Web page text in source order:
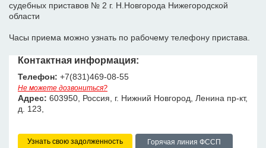
судебных приставов № 2 г. Н.Новгорода Нижегородской
области
Часы приема можно узнать по рабочему телефону пристава.
Контактная информация:
Телефон: +7(831)469-08-55
Не можете дозвониться?
Адрес: 603950, Россия, г. Нижний Новгород, Ленина пр-кт,
д. 123,
Узнать свою задолженность Горячая линия ФССП